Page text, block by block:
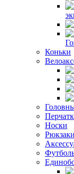
Коньки
Носки